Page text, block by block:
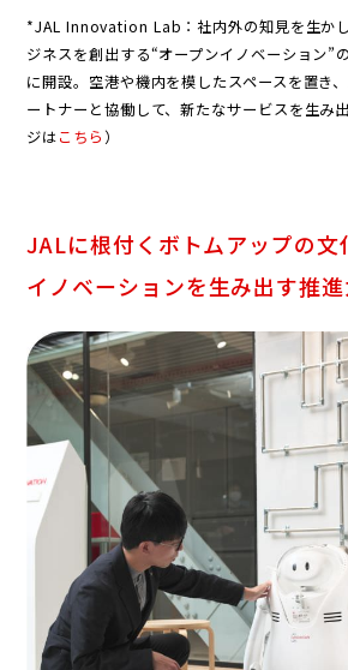
*JAL Innovation Lab：社内外の知見を生か
ジネスを創出する“オープンイノベーション”
に開設。空港や機内を模したスペースを置き
ートナーと協働して、新たなサービスを生み
ジはこちら ）
JALに根付くボトムアップの文
イノベーションを生み出す推進